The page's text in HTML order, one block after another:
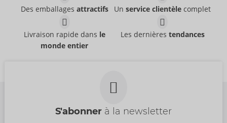
ZADO- ORION Brand
ZADO- ORION Brand
Sans emballage
20406201000
PPC:44,95 €
Leather Harness
- ORION Brand
Leather Chest Harness
Des emballages attractifs Unservice clientèle complet
Livraison rapide dans le
monde entier
Les dernières tendances
S'abonner à la newsletter